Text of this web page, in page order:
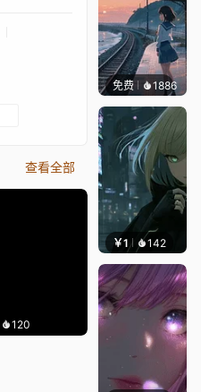
查看全部
120
免费 1886辰东
￥1 142